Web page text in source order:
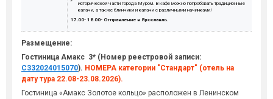
исторической части города Муром. В кафе можно попробовать традиционные
калачи, а также блинчики и калачи с различными начинками!
17.00- 18.00- Отправление в Ярославль.
Размещение:
Гостиница Амакс 3* (Номер реестровой записи:
С332024015070). НОМЕРА категории "Стандарт" (отель на
дату тура 22.08-23.08.2026).
Гостиница «Амакс Золотое кольцо» расположен в Ленинском